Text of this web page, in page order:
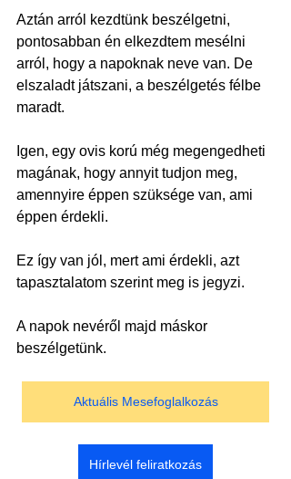
Aztán arról kezdtünk beszélgetni,
pontosabban én elkezdtem mesélni
arról, hogy a napoknak neve van. De
elszaladt játszani, a beszélgetés félbe
maradt.
Igen, egy ovis korú még megengedheti
magának, hogy annyit tudjon meg,
amennyire éppen szüksége van, ami
éppen érdekli.
Ez így van jól, mert ami érdekli, azt
tapasztalatom szerint meg is jegyzi.
A napok nevéről majd máskor
beszélgetünk.
Aktuális Mesefoglalkozás
Hírlevél feliratkozás